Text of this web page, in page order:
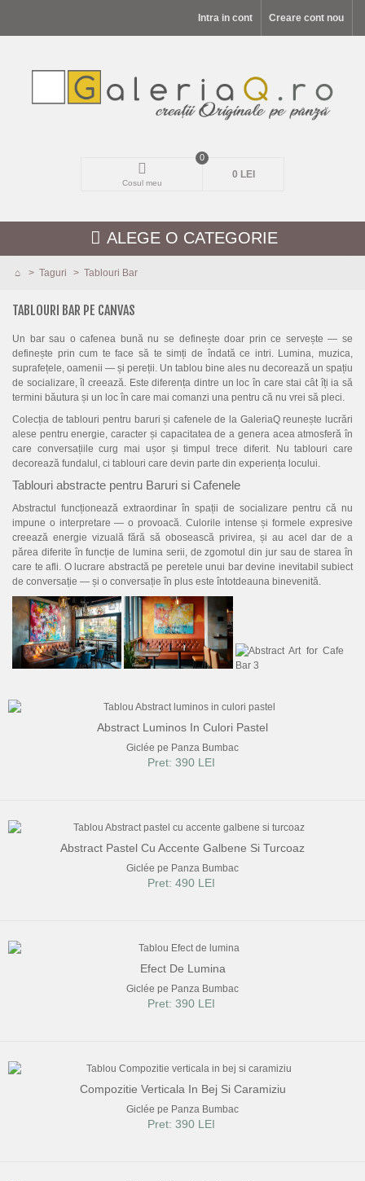
Intra in cont Creare cont nou
Cosul meu
0
0 LEI
ALEGE O CATEGORIE
MODELE NOI
PEISAJE
FLORI
PORTRETE
ABSTRACTE
MODERNE
DECORATIVE
> Taguri > Tablouri Bar
TABLOURI BAR PE CANVAS
Un bar sau o cafenea bună nu se definește doar prin ce servește — se
definește prin cum te face să te simți de îndată ce intri. Lumina, muzica,
suprafețele, oamenii — și pereții. Un tablou bine ales nu decorează un spațiu
de socializare, îl creează. Este diferența dintre un loc în care stai cât îți ia să
termini băutura și un loc în care mai comanzi una pentru că nu vrei să pleci.
Colecția de tablouri pentru baruri și cafenele de la GaleriaQ reunește lucrări
alese pentru energie, caracter și capacitatea de a genera acea atmosferă în
care conversațiile curg mai ușor și timpul trece diferit. Nu tablouri care
decorează fundalul, ci tablouri care devin parte din experiența locului.
Tablouri abstracte pentru Baruri si Cafenele
Abstractul funcționează extraordinar în spații de socializare pentru că nu
impune o interpretare — o provoacă. Culorile intense și formele expresive
creează energie vizuală fără să obosească privirea, și au acel dar de a
părea diferite în funcție de lumina serii, de zgomotul din jur sau de starea în
care te afli. O lucrare abstractă pe peretele unui bar devine inevitabil subiect
de conversație — și o conversație în plus este întotdeauna binevenită.
Abstract Luminos In Culori Pastel
Giclée pe Panza Bumbac
Pret: 390 LEI
Abstract Pastel Cu Accente Galbene Si Turcoaz
Giclée pe Panza Bumbac
Pret: 490 LEI
Efect De Lumina
Giclée pe Panza Bumbac
Pret: 390 LEI
Compozitie Verticala In Bej Si Caramiziu
Giclée pe Panza Bumbac
Pret: 390 LEI